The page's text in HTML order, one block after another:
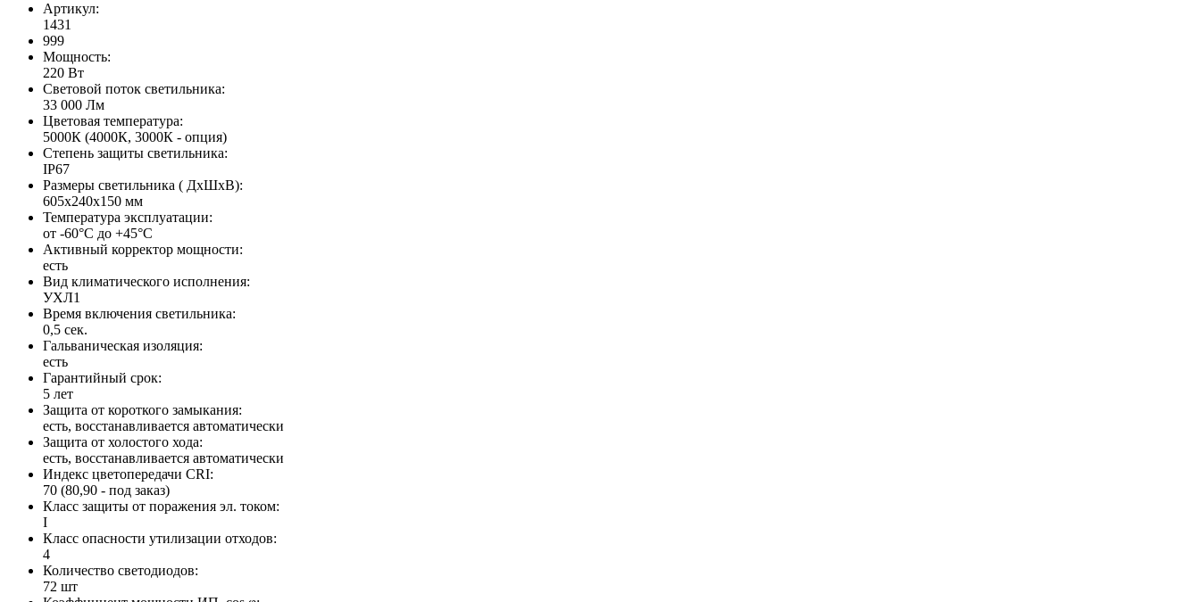
Артикул:
1431
999
Мощность:
220 Вт
Световой поток светильника:
33 000 Лм
Цветовая температура:
5000К (4000К, 3000К - опция)
Степень защиты светильника:
IP67
Размеры светильника ( ДхШхВ):
605х240х150 мм
Температура эксплуатации:
от -60°С до +45°С
Активный корректор мощности:
есть
Вид климатического исполнения:
УХЛ1
Время включения светильника:
0,5 сек.
Гальваническая изоляция:
есть
Гарантийный срок:
5 лет
Защита от короткого замыкания:
есть, восстанавливается автоматически
Защита от холостого хода:
есть, восстанавливается автоматически
Индекс цветопередачи CRI:
70 (80,90 - под заказ)
Класс защиты от поражения эл. током:
I
Класс опасности утилизации отходов:
4
Количество светодиодов:
72 шт